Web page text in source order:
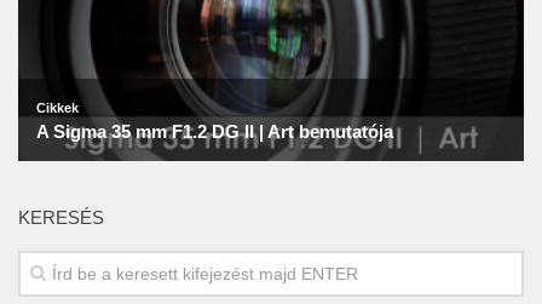
KERESÉS